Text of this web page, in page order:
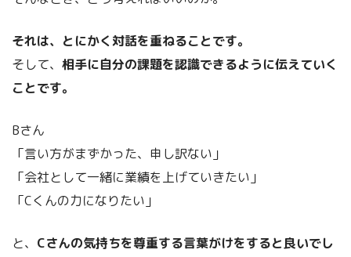
それは、とにかく対話を重ねることです。
そして、 相手に自分の課題を認識できるように伝えていく
ことです。
Bさん
「言い方がまずかった、申し訳ない」
「会社として一緒に業績を上げていきたい」
「Cくんの力になりたい」
と、 Cさんの気持ちを尊重する言葉がけをすると良いでし